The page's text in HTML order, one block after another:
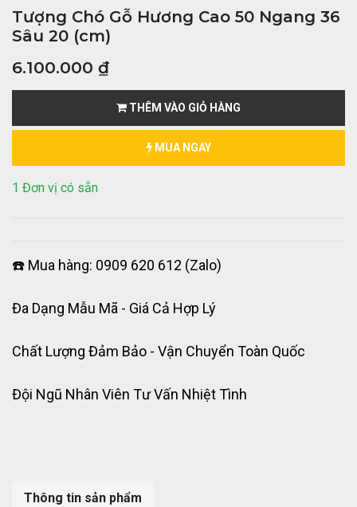
Tượng Chó Gỗ Hương Cao 50 Ngang 36
Sâu 20 (cm)
6.100.000 ₫
THÊM VÀO GIỎ HÀNG
MUA NGAY
1 Đơn vị có sẵn
☎️ Mua hàng: 0909 620 612 (Zalo)
Đa Dạng Mẫu Mã - Giá Cả Hợp Lý
Chất Lượng Đảm Bảo - Vận Chuyển Toàn Quốc
Đội Ngũ Nhân Viên Tư Vấn Nhiệt Tình
Thông tin sản phẩm